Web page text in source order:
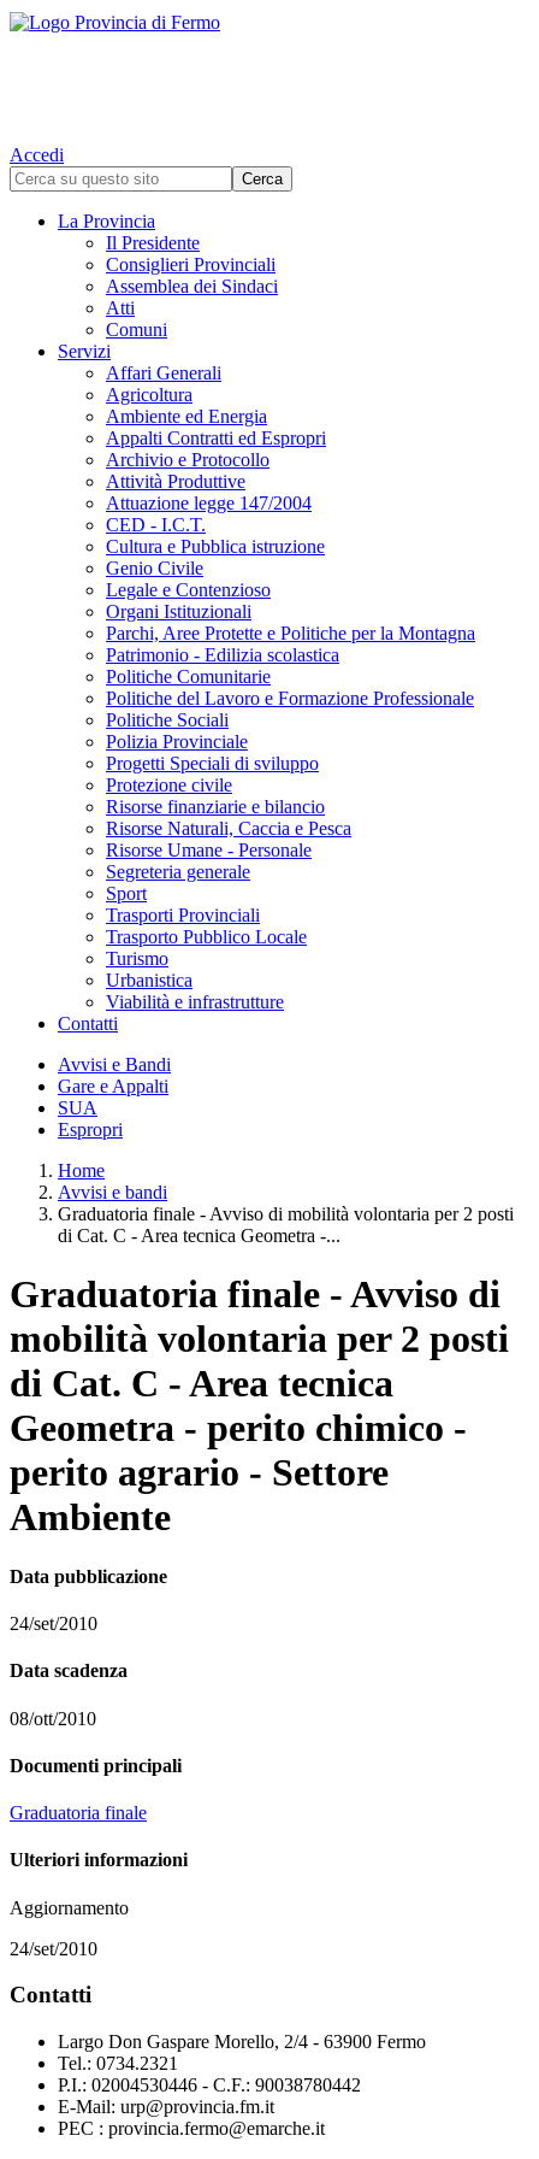
Accedi
La Provincia
Il Presidente
Consiglieri Provinciali
Assemblea dei Sindaci
Atti
Comuni
Servizi
Affari Generali
Agricoltura
Ambiente ed Energia
Appalti Contratti ed Espropri
Archivio e Protocollo
Attività Produttive
Attuazione legge 147/2004
CED - I.C.T.
Cultura e Pubblica istruzione
Genio Civile
Legale e Contenzioso
Organi Istituzionali
Parchi, Aree Protette e Politiche per la Montagna
Patrimonio - Edilizia scolastica
Politiche Comunitarie
Politiche del Lavoro e Formazione Professionale
Politiche Sociali
Polizia Provinciale
Progetti Speciali di sviluppo
Protezione civile
Risorse finanziarie e bilancio
Risorse Naturali, Caccia e Pesca
Risorse Umane - Personale
Segreteria generale
Sport
Trasporti Provinciali
Trasporto Pubblico Locale
Turismo
Urbanistica
Viabilità e infrastrutture
Contatti
Avvisi e Bandi
Gare e Appalti
SUA
Espropri
Home
Avvisi e bandi
Graduatoria finale - Avviso di mobilità volontaria per 2 posti
di Cat. C - Area tecnica Geometra -...
Graduatoria finale - Avviso di
mobilità volontaria per 2 posti
di Cat. C - Area tecnica
Geometra - perito chimico -
perito agrario - Settore
Ambiente
Data pubblicazione
24/set/2010
Data scadenza
08/ott/2010
Documenti principali
Graduatoria finale
Ulteriori informazioni
Aggiornamento
24/set/2010
Contatti
Largo Don Gaspare Morello, 2/4 - 63900 Fermo
Tel.: 0734.2321
P.I.: 02004530446 - C.F.: 90038780442
E-Mail: urp@provincia.fm.it
PEC : provincia.fermo@emarche.it